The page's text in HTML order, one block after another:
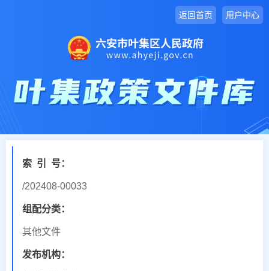
返回首页 用户中心
索 引 号：
/202408-00033
组配分类：
其他文件
发布机构：